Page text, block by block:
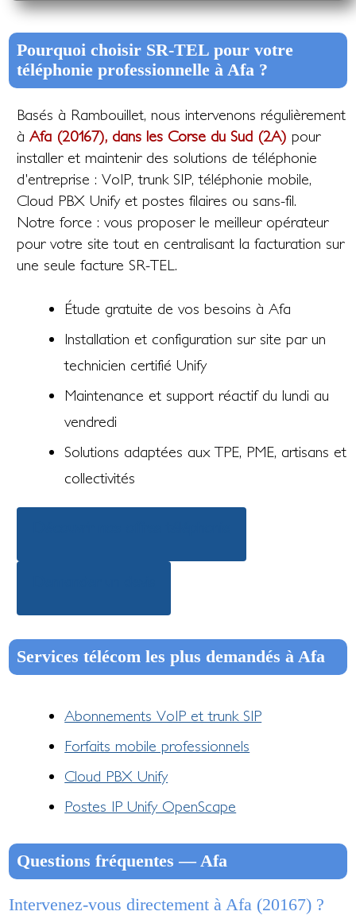
Pourquoi choisir SR-TEL pour votre
téléphonie professionnelle à Afa ?
Basés à Rambouillet, nous intervenons régulièrement
àAfa (20167), dans les Corse du Sud (2A) pour
installer et maintenir des solutions de téléphonie
d'entreprise : VoIP, trunk SIP, téléphonie mobile,
Cloud PBX Unify et postes filaires ou sans-fil.
Notre force : vous proposer le meilleur opérateur
pour votre site tout en centralisant la facturation sur
une seule facture SR-TEL.
Étude gratuite de vos besoins à Afa
Installation et configuration sur site par un
technicien certifié Unify
Maintenance et support réactif du lundi au
vendredi
Solutions adaptées aux TPE, PME, artisans et
collectivités
Services télécom les plus demandés à Afa
Abonnements VoIP et trunk SIP
Forfaits mobile professionnels
Cloud PBX Unify
Postes IP Unify OpenScape
Questions fréquentes — Afa
Intervenez-vous directement à Afa (20167) ?